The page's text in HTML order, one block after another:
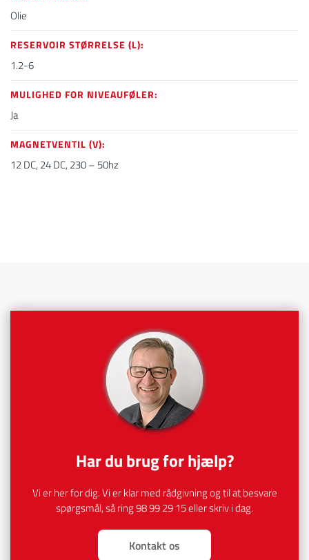
Olie
RESERVOIR STØRRELSE (L):
1.2-6
MULIGHED FOR NIVEAUFØLER:
Ja
MAGNETVENTIL (V):​
12 DC, 24 DC, 230 – 50hz
​Har du brug for hjælp?
Vi er her for dig. Vi er klar med rådgivning og til at besvare
spørgsmål, så ring98 99 29 15eller skriv i dag.
Kontakt os